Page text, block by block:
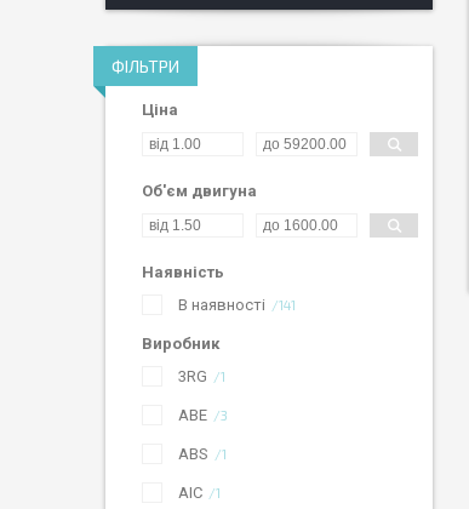
ФІЛЬТРИ
Ціна
Об'єм двигуна
Наявність
В наявності
141
Виробник
3RG
1
ABE 3
ABS 1
AIC 1